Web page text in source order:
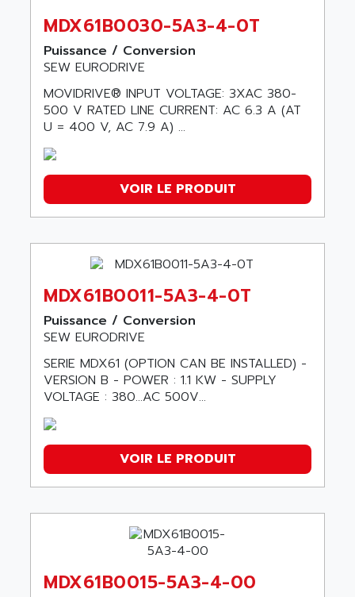
MDX61B0030-5A3-4-0T
Puissance / Conversion
SEW EURODRIVE
MOVIDRIVE® INPUT VOLTAGE: 3XAC 380-
500 V RATED LINE CURRENT: AC 6.3 A (AT
U = 400 V, AC 7.9 A) ...
VOIR LE PRODUIT
MDX61B0011-5A3-4-0T
Puissance / Conversion
SEW EURODRIVE
SERIE MDX61 (OPTION CAN BE INSTALLED) -
VERSION B - POWER : 1.1 KW - SUPPLY
VOLTAGE : 380…AC 500V...
VOIR LE PRODUIT
MDX61B0015-5A3-4-00